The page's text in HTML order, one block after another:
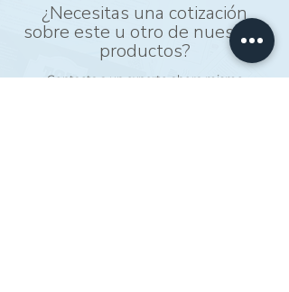
¿Necesitas una cotización
sobre este u otro de nuestros
productos?
Contacta a un experto ahora mismo